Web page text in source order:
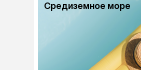
Средиземное море